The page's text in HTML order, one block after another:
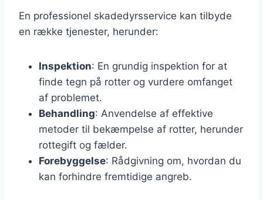
En professionel skadedyrsservice kan tilbyde
en række tjenester, herunder:
Inspektion: En grundig inspektion for at
finde tegn på rotter og vurdere omfanget
af problemet.
Behandling: Anvendelse af effektive
metoder til bekæmpelse af rotter, herunder
rottegift og fælder.
Forebyggelse: Rådgivning om, hvordan du
kan forhindre fremtidige angreb.